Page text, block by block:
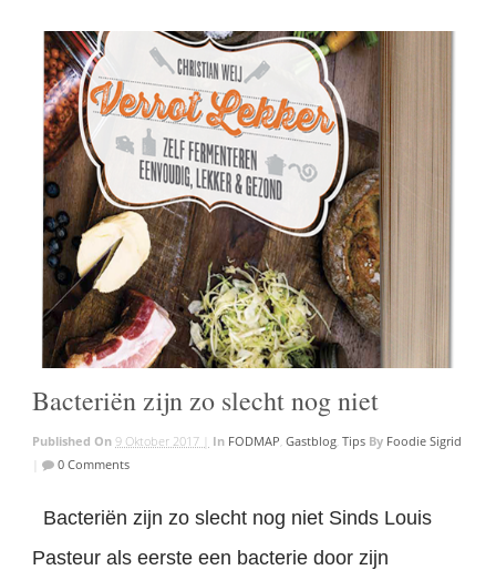
Bacteriën zijn zo slecht nog niet
Published On9 Oktober 2017 | In FODMAP ,Gastblog ,Tips By Foodie Sigrid
0 Comments
Bacteriën zijn zo slecht nog niet Sinds Louis
Pasteur als eerste een bacterie door zijn